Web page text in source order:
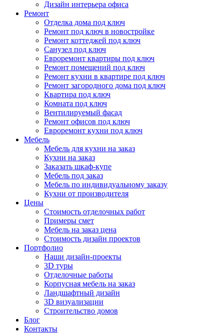
Дизайн интерьера офиса
Ремонт
Отделка дома под ключ
Ремонт под ключ в новостройке
Ремонт коттеджей под ключ
Санузел под ключ
Евроремонт квартиры под ключ
Ремонт помещений под ключ
Ремонт кухни в квартире под ключ
Ремонт загородного дома под ключ
Квартира под ключ
Комната под ключ
Вентилируемый фасад
Ремонт офисов под ключ
Евроремонт кухни под ключ
Мебель
Мебель для кухни на заказ
Кухни на заказ
Заказать шкаф-купе
Мебель под заказ
Мебель по индивидуальному заказу
Кухни от производителя
Цены
Стоимость отделочных работ
Примеры смет
Мебель на заказ цена
Стоимость дизайн проектов
Портфолио
Наши дизайн-проекты
3D туры
Отделочные работы
Корпусная мебель на заказ
Ландшафтный дизайн
3D визуализации
Строительство домов
Блог
Контакты